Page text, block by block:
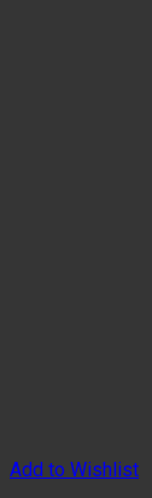
Add to Wishlist